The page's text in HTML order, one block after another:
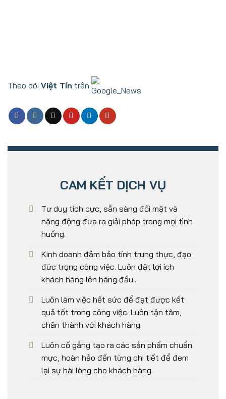
Theo dõi Việt Tín trên
CAM KẾT DỊCH VỤ
Tư duy tích cực, sẵn sàng đối mặt và
năng động đưa ra giải pháp trong mọi tình
huống.
Kinh doanh đảm bảo tính trung thực, đạo
đức trọng công việc. Luôn đặt lợi ích
khách hàng lên hàng đầu..
Luôn làm việc hết sức để đạt được kết
quả tốt trong công việc. Luôn tận tâm,
chân thành với khách hàng.
Luôn cố gắng tạo ra các sản phẩm chuẩn
mực, hoàn hảo đến từng chi tiết để đem
lại sự hài lòng cho khách hàng.